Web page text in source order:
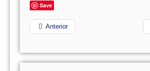
Save
Anterior